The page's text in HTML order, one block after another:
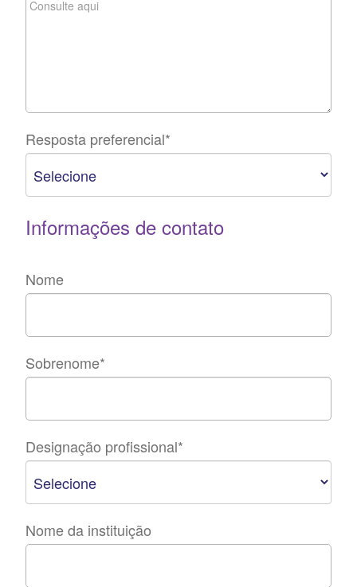
Resposta preferencial*
Informações de contato
Nome
Sobrenome*
Designação profissional*
Nome da instituição